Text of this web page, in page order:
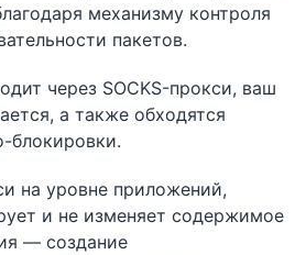
механизму контроля
пакетов.
через SOCKS-прокси, ваш
а также обходятся
блокировки.
на уровне приложений,
и не изменяет содержимое
— создание